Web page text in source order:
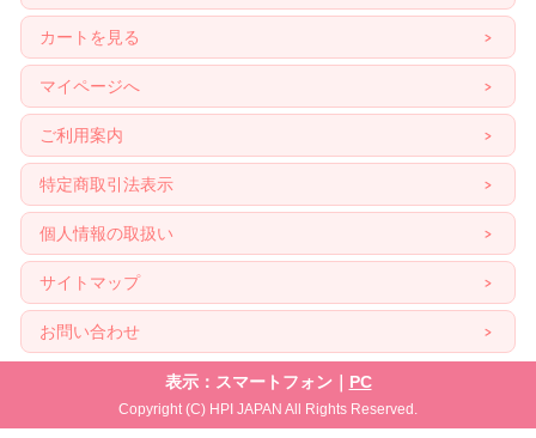
カートを見る
マイページへ
ご利用案内
特定商取引法表示
個人情報の取扱い
サイトマップ
お問い合わせ
表示：スマートフォン｜ PC
Copyright (C) HPI JAPAN All Rights Reserved.